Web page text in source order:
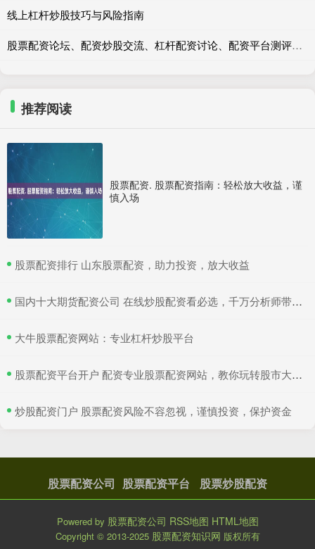
线上杠杆炒股技巧与风险指南
股票配资论坛、配资炒股交流、杠杆配资讨论、配资平台测评、配资风险提示
推荐阅读
股票配资. 股票配资指南：轻松放大收益，谨
慎入场
​股票配资排行 山东股票配资，助力投资，放大收益
​国内十大期货配资公司 在线炒股配资看必选，千万分析师带你赚翻天！
​大牛股票配资网站：专业杠杆炒股平台
​股票配资平台开户 配资专业股票配资网站，教你玩转股市大赚特赢！
​炒股配资门户 股票配资风险不容忽视，谨慎投资，保护资金
股票配资公司 股票配资平台 股票炒股配资
Powered by 股票配资公司 RSS地图 HTML地图
Copyright © 2013-2025 股票配资知识网 版权所有